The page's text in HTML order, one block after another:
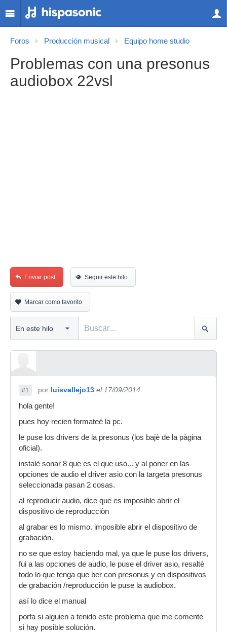
Foros Producción musical Equipo home studio
Problemas con una presonus
audiobox 22vsl
Enviar post Seguir este hilo
Marcar como favorito
#1 por luisvallejo13 el 17/09/2014
hola gente!
pues hoy recien formateé la pc.
le puse los drivers de la presonus (los bajè de la pàgina
oficial).
instalè sonar 8 que es el que uso... y al poner en las
opciones de audio el driver asio con la targeta presonus
seleccionada pasan 2 cosas.
al reproducir audio, dice que es imposible abrir el
dispositivo de reproducciòn
al grabar es lo mismo. imposible abrir el dispositivo de
grabaciòn.
no se que estoy haciendo mal, ya que le puse los drivers,
fui a las opciones de audio, le puse el driver asio, resaltè
todo lo que tenga que ber con presonus y en dispositivos
de grabación /reproducción le puse la audiobox.
así lo dice el manual
porfa si alguien a tenido este problema que me comente
si hay posible solución.